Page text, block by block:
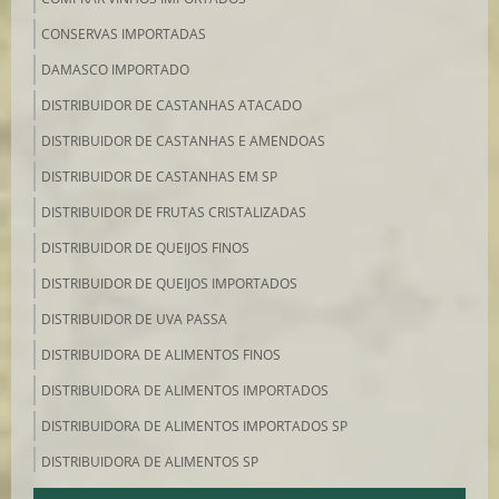
CONSERVAS IMPORTADAS
DAMASCO IMPORTADO
DISTRIBUIDOR DE CASTANHAS ATACADO
DISTRIBUIDOR DE CASTANHAS E AMENDOAS
DISTRIBUIDOR DE CASTANHAS EM SP
DISTRIBUIDOR DE FRUTAS CRISTALIZADAS
DISTRIBUIDOR DE QUEIJOS FINOS
DISTRIBUIDOR DE QUEIJOS IMPORTADOS
DISTRIBUIDOR DE UVA PASSA
DISTRIBUIDORA DE ALIMENTOS FINOS
DISTRIBUIDORA DE ALIMENTOS IMPORTADOS
DISTRIBUIDORA DE ALIMENTOS IMPORTADOS SP
DISTRIBUIDORA DE ALIMENTOS SP